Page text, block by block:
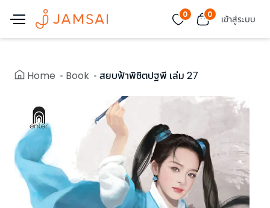
0 0 เข้าสู่ระบบ
Home Book สยบฟ้าพิชิตปฐพี เล่ม 27